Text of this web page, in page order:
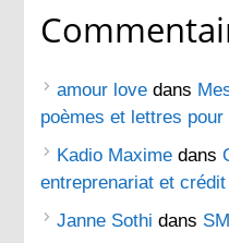
amour love dans
poèmes et lettres pour
Kadio Maxime dans
entreprenariat et
Janne Sothi dans